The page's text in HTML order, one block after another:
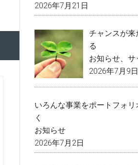
2026年7月21日
チャンスが来
る
お知らせ
サ
2026年7月9日
いろんな事業をポートフォ
く
お知らせ
2026年7月2日